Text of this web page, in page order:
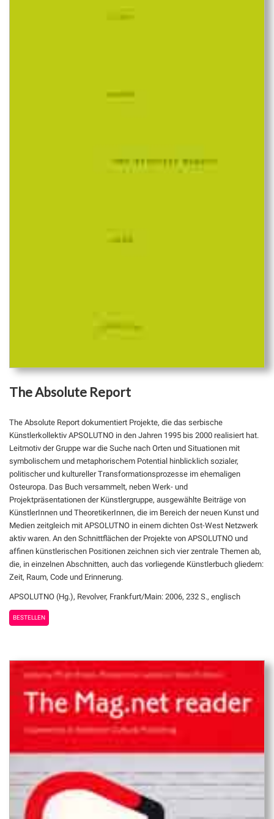
The Absolute Report
The Absolute Report dokumentiert Projekte, die das serbische
Künstlerkollektiv APSOLUTNO in den Jahren 1995 bis 2000 realisiert hat.
Leitmotiv der Gruppe war die Suche nach Orten und Situationen mit
symbolischem und metaphorischem Potential hinblicklich sozialer,
politischer und kultureller Transformationsprozesse im ehemaligen
Osteuropa. Das Buch versammelt, neben Werk- und
Projektpräsentationen der Künstlergruppe, ausgewählte Beiträge von
KünstlerInnen und TheoretikerInnen, die im Bereich der neuen Kunst und
Medien zeitgleich mit APSOLUTNO in einem dichten Ost-West Netzwerk
aktiv waren. An den Schnittflächen der Projekte von APSOLUTNO und
affinen künstlerischen Positionen zeichnen sich vier zentrale Themen ab,
die, in einzelnen Abschnitten, auch das vorliegende Künstlerbuch gliedern:
Zeit, Raum, Code und Erinnerung.
APSOLUTNO (Hg.), Revolver, Frankfurt/Main: 2006, 232 S., englisch
BESTELLEN